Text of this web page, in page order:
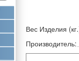
Вес Изделия
Производитель: